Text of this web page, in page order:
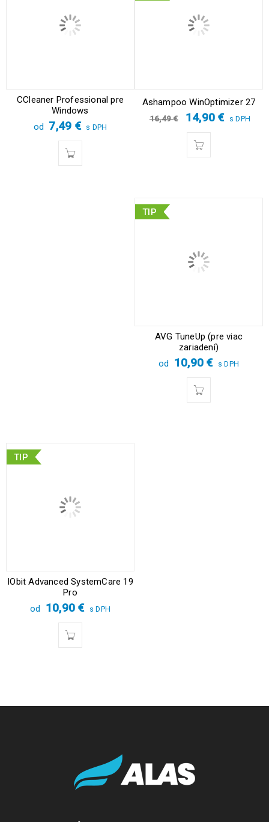
CCleaner Professional pre
Windows
od 7,49 € s DPH
Ashampoo WinOptimizer 27
16,49€ 14,90€ s DPH
TIP
AVG TuneUp (pre viac
zariadení)
od
10,90€ s DPH
TIP
IObit Advanced SystemCare 19
Pro
od
10,90€ s DPH